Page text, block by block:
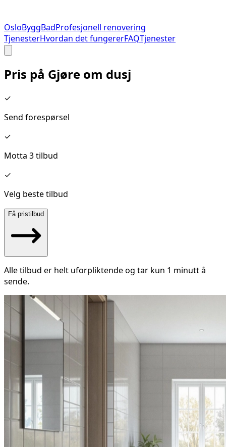
OsloByggBadProfesjonell renovering
TjenesterHvordan det fungererFAQTjenester
Pris på Gjøre om dusj
✓
Send forespørsel
✓
Motta 3 tilbud
✓
Velg beste tilbud
Få pristilbud
Alle tilbud er helt uforpliktende og tar kun 1 minutt å
sende.